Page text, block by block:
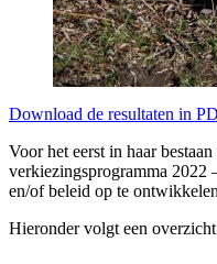
Download de resultaten in
Voor het eerst in haar
verkiezingsprogramma 2022
en/of beleid op te
Hieronder volgt een